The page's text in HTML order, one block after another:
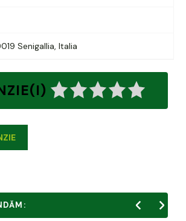
Senigallia, Italia